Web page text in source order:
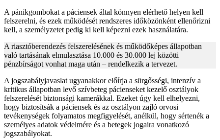
A pánikgombokat a páciensek által könnyen elérhető helyen kell
felszerelni, és ezek működését rendszeres időközönként ellenőrizni
kell, a személyzetet pedig ki kell képezni ezek használatára.
A riasztóberendezés felszerelésének és működőképes állapotban
való tartásának elmulasztása 10.000 és 30.000 lej közötti
pénzbírságot vonhat maga után – rendelkezik a tervezet.
A jogszabályjavaslat ugyanakkor előírja a sürgősségi, intenzív a
kritikus állapotban levő szívbeteg pácienseket kezelő osztályok
felszerelését biztonsági kamerákkal. Ezeket úgy kell elhelyezni,
hogy biztosítsák a páciensek és az osztályon zajló orvosi
tevékenységek folyamatos megfigyelését, anélkül, hogy sértenék a
személyes adatok védelmére és a betegek jogaira vonatkozó
jogszabályokat.